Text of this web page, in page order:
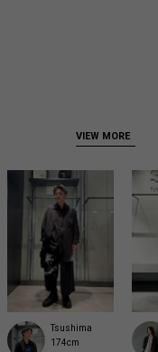
VIEW MORE
Tsushima
174cm